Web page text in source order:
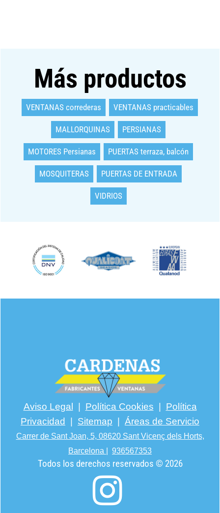
Más productos
VENTANAS correderas VENTANAS practicables
MALLORQUINAS PERSIANAS
MOTORES Persianas PUERTAS terraza, balcón
MOSQUITERAS PUERTAS DE ENTRADA
VIDRIOS
Aviso Legal | Política Cookies | Política
Privacidad | Sitemap | Áreas de Servicio
Carrer de Sant Joan, 5, 08620 Sant Vicenç dels Horts,
Barcelona
936567353
Todos los derechos reservados © 2026